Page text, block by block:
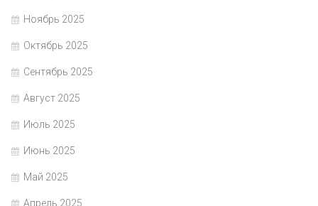
Ноябрь 2025
Октябрь 2025
Сентябрь 2025
Август 2025
Июль 2025
Июнь 2025
Май 2025
Апрель 2025